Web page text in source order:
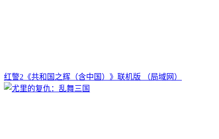
红警2《共和国之辉（含中国）》联机版 （局域网）